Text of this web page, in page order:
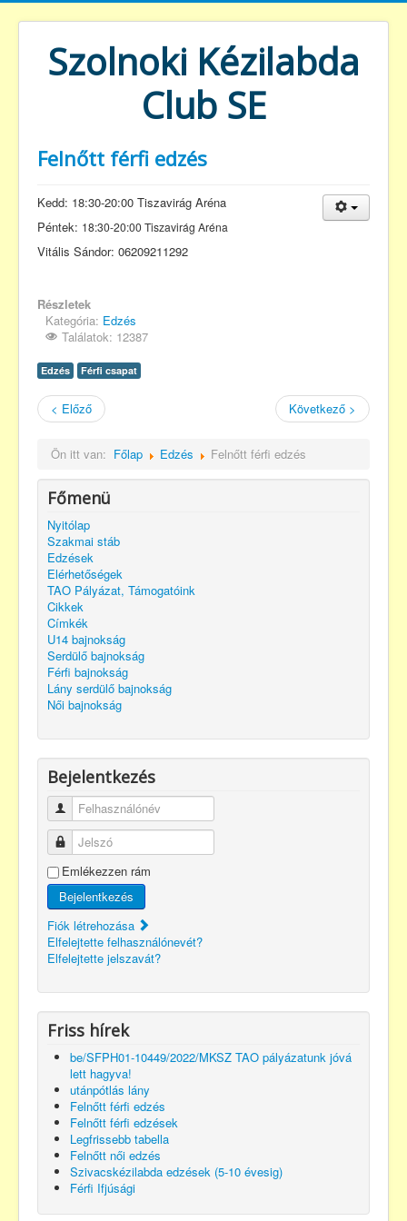
Szolnoki Kézilabda
Club SE
Felnőtt férfi edzés
Kedd: 18:30-20:00 Tiszavirág Aréna
Péntek: 18:30-20:00Tiszavirág Aréna
Vitális Sándor: 06209211292
Részletek
Kategória: Edzés
Találatok: 12387
Edzés Férfi csapat
< Előző Következő >
Ön itt van: Főlap Edzés Felnőtt férfi edzés
Főmenü
Nyitólap
Szakmai stáb
Edzések
Elérhetőségek
TAO Pályázat, Támogatóink
Cikkek
Címkék
U14 bajnokság
Serdülő bajnokság
Férfi bajnokság
Lány serdülő bajnokság
Női bajnokság
Bejelentkezés
Felhasználónév
Jelszó
Emlékezzen rám
Bejelentkezés
Fiók létrehozása
Elfelejtette felhasználónevét?
Elfelejtette jelszavát?
Friss hírek
be/SFPH01-10449/2022/MKSZ TAO pályázatunk jóvá
lett hagyva!
utánpótlás lány
Felnőtt férfi edzés
Felnőtt férfi edzések
Legfrissebb tabella
Felnőtt női edzés
Szivacskézilabda edzések (5-10 évesig)
Férfi Ifjúsági